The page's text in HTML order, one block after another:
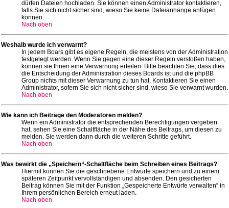
dürfen Dateien hochladen. Sie können einen Administrator kontaktieren,
falls Sie sich nicht sicher sind, wieso Sie keine Dateianhänge anfügen
können.
Nach oben
Weshalb wurde ich verwarnt?
In jedem Boars gibt es eigene Regeln, die meistens von der Administration
festgelegt werden. Wenn Sie gegen eine dieser Regeln verstoßen haben,
können sie Ihnen eine Verwarnung erteilen. Bitte beachten Sie, dass dies
die Entscheidung der Administration dieses Boards ist und die phpBB
Group nichts mit dieser Verwarnung zu tun hat. Kontaktieren Sie einen
Administrator, sofern Sie sich nicht sicher sind, wieso Sie verwarnt wurden.
Nach oben
Wie kann ich Beiträge den Moderatoren melden?
Wenn ein Administrator die entsprechenden Berechtigungen vergeben
hat, sehen Sie eine Schaltfläche in der Nähe des Beitrags, um diesen zu
melden. Sie werden dann durch die weiteren Schritte geführt.
Nach oben
Was bewirkt die „Speichern“-Schaltfläche beim Schreiben eines Beitrags?
Hiermit können Sie die geschriebene Entwürfe speichern und zu einem
späteren Zeitpunkt vervollständigen und absenden. Den gesicherten
Beitrag können Sie mit der Funktion „Gespeicherte Entwürfe verwalten“ in
Ihrem persönlichen Bereich erneut laden.
Nach oben